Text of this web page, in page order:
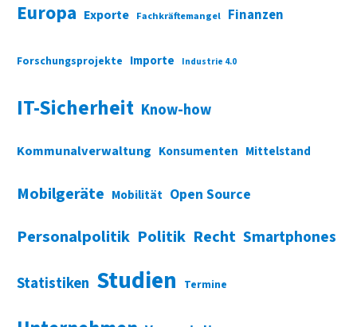
Europa Exporte Fachkräftemangel Finanzen
Forschungsprojekte Importe Industrie 4.0
IT-Sicherheit Know-how
Kommunalverwaltung Konsumenten Mittelstand
Mobilgeräte Mobilität Open Source
Personalpolitik Politik Recht Smartphones
Statistiken Studien Termine